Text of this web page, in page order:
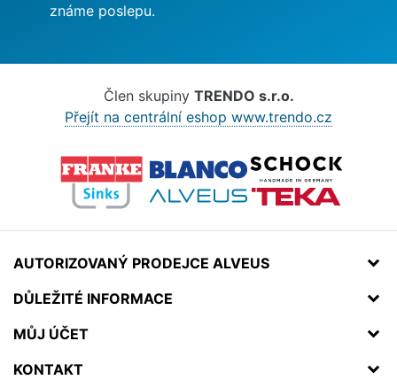
známe poslepu.
Člen skupiny TRENDO s.r.o.
Přejít na centrální eshop www.trendo.cz
AUTORIZOVANÝ PRODEJCE ALVEUS
DŮLEŽITÉ INFORMACE
MŮJ ÚČET
KONTAKT